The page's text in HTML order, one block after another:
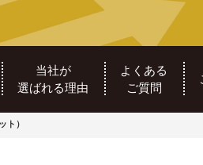
当社が
選ばれる理由
よくある
ご質問
ト）